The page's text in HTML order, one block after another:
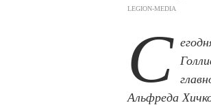
LEGION-MEDIA
С
Альфреда